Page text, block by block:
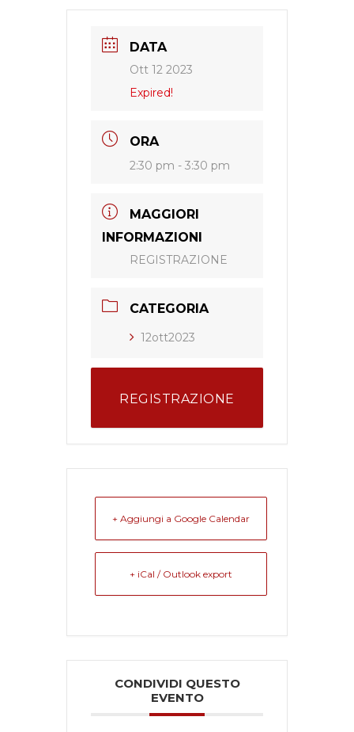
DATA
Ott 12 2023
Expired!
ORA
2:30 pm - 3:30 pm
MAGGIORI
INFORMAZIONI
REGISTRAZIONE
CATEGORIA
12ott2023
REGISTRAZIONE
+ Aggiungi a Google Calendar
+ iCal / Outlook export
CONDIVIDI QUESTO
EVENTO